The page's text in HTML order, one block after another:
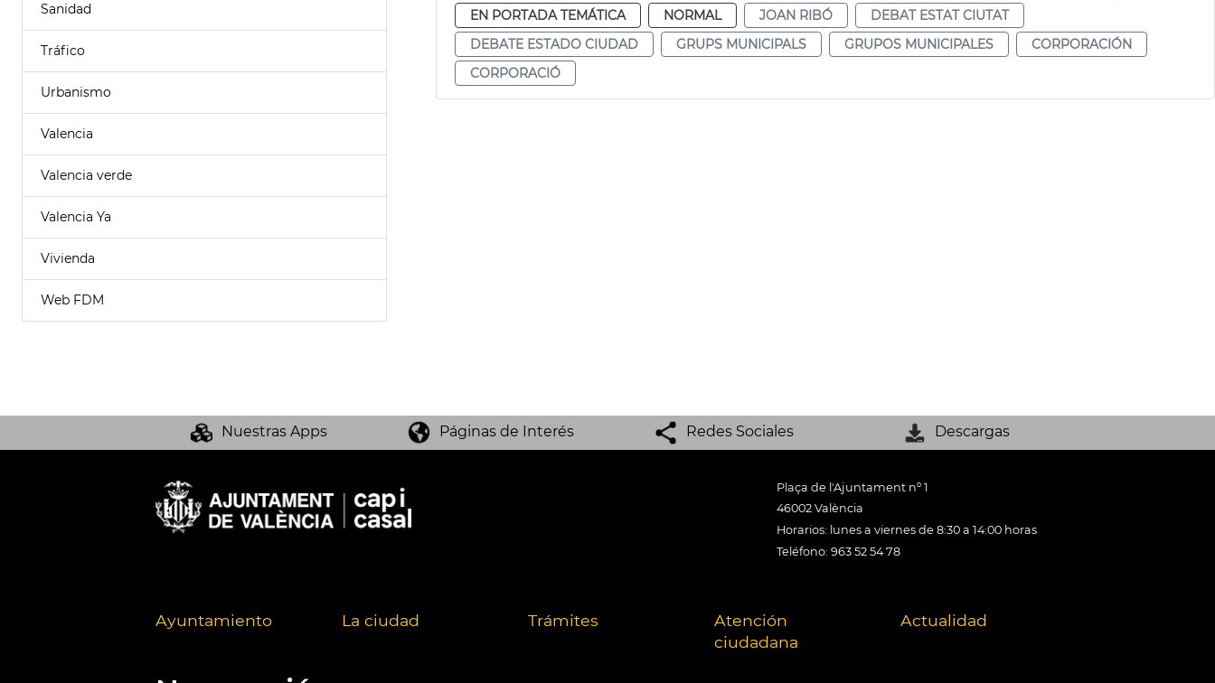
Sanidad
Tráfico
Urbanismo
Valencia
Valencia verde
Valencia Ya
Vivienda
Web FDM
EN PORTADA TEMÁTICA
NORMAL JOAN RIBÓ
DEBAT ESTAT CIUTAT
DEBATE ESTADO CIUDAD
GRUPS MUNICIPALS GRUPOS MUNICIPALES
CORPORACIÓN
CORPORACIÓ
Nuestras Apps Páginas de Interés Redes Sociales Descargas
Plaça de l'Ajuntament nº 1
46002 València
Horarios: lunes a viernes de 8:30 a 14:00 horas
Teléfono: 963 52 54 78
Ayuntamiento La ciudad Trámites
Atención
ciudadana
Actualidad